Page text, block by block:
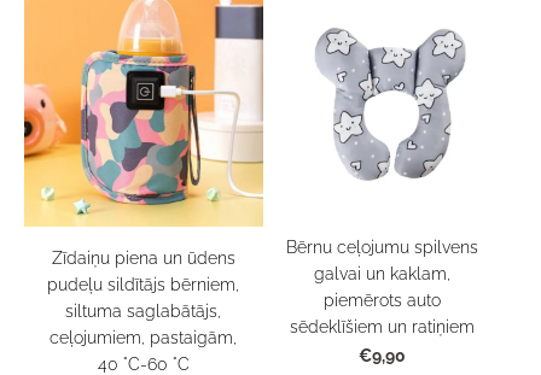
Zīdaiņu piena un ūdens
pudeļu sildītājs bērniem,
siltuma saglabātājs,
ceļojumiem, pastaigām,
40 °C-60 °C
Bērnu ceļojumu spilvens
galvai un kaklam,
piemērots auto
sēdeklīšiem un ratiņiem
€9,90